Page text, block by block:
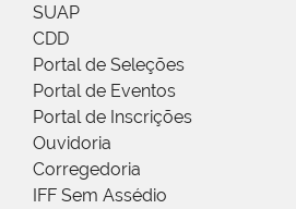
SUAP
CDD
Portal de Seleções
Portal de Eventos
Portal de Inscrições
Ouvidoria
Corregedoria
IFF Sem Assédio